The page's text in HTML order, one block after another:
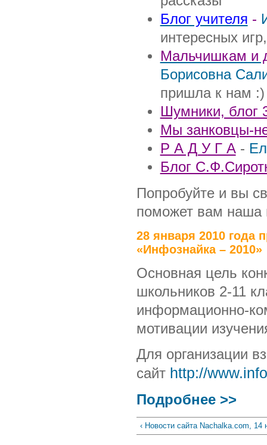
Блог учителя -
интересных
Мальчишкам и
Борисовна
пришла к нам :)
Шумники, блог
Мы занковцы-
Р А Д У Г А-
Блог
Попробуйте и вы
поможет вам
28 января 2010 года
«Инфознайка – 2010»
Основная цель
школьников 2-11
информационно-
мотивации
Для организации
сайт http://www.
Подробнее >>
‹ Новости сайта Nachalka.com, 14